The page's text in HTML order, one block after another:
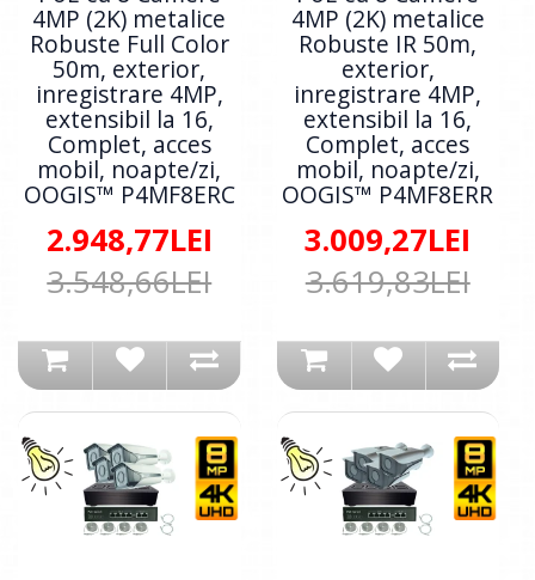
4MP (2K) metalice
Robuste Full Color
50m, exterior,
inregistrare 4MP,
extensibil la 16,
Complet, acces
mobil, noapte/zi,
OOGIS™ P4MF8ERC
2.948,77LEI
3.548,66LEI
4MP (2K) metalice
Robuste IR 50m,
exterior,
inregistrare 4MP,
extensibil la 16,
Complet, acces
mobil, noapte/zi,
OOGIS™ P4MF8ERR
3.009,27LEI
3.619,83LEI